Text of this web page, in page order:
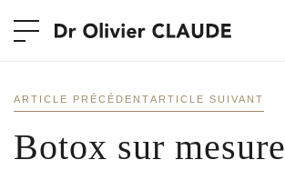
ARTICLE PRÉCÉDENTARTICLE SUIVANT
Botox sur mesure